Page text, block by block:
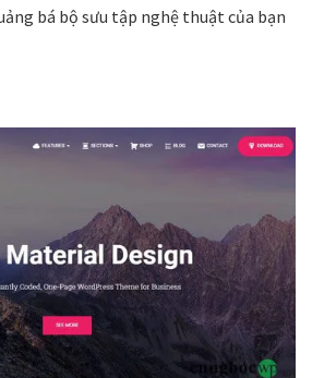
bá bộ sưu tập nghệ thuật của bạn